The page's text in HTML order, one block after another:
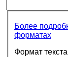
Более
форматах
Формат текста